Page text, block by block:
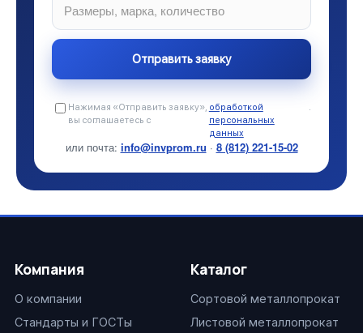
Нажимая «Отправить заявку»,
вы соглашаетесь с
обработкой
персональных
данных
.
или почта: info@invprom.ru · 8 (812) 221-15-02
Компания
О компании
Стандарты и ГОСТы
Каталог
Сортовой металлопрокат
Листовой металлопрокат